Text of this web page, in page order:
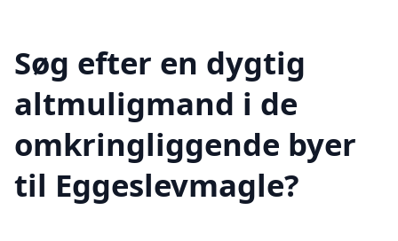
Søg efter en dygtig
altmuligmand i de
omkringliggende byer
til Eggeslevmagle?